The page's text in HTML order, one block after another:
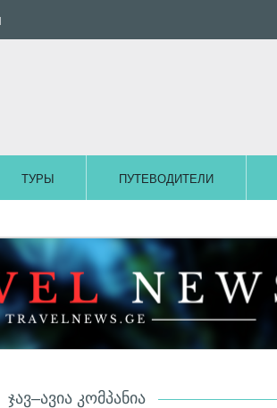
ТУРЫ ПУТЕВОДИТЕЛИ
ᲯᲐᲕ–ᲐᲕᲘᲐ ᲙᲝᲛᲞᲐᲜᲘᲐ